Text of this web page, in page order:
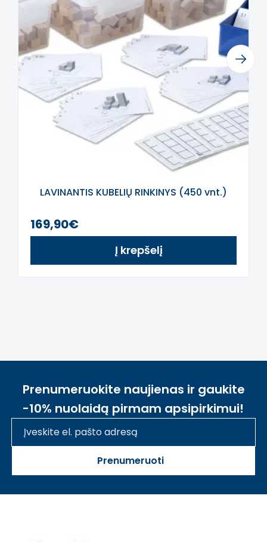
vyksta redagavimas.
Previous
LAVINANTIS KUBELIŲ RINKINYS (450 vnt.)
169,90€
Į krepšelį
Next
Prenumeruokite naujienas ir gaukite
-10% nuolaidą pirmam apsipirkimui!
Prenumeruoti